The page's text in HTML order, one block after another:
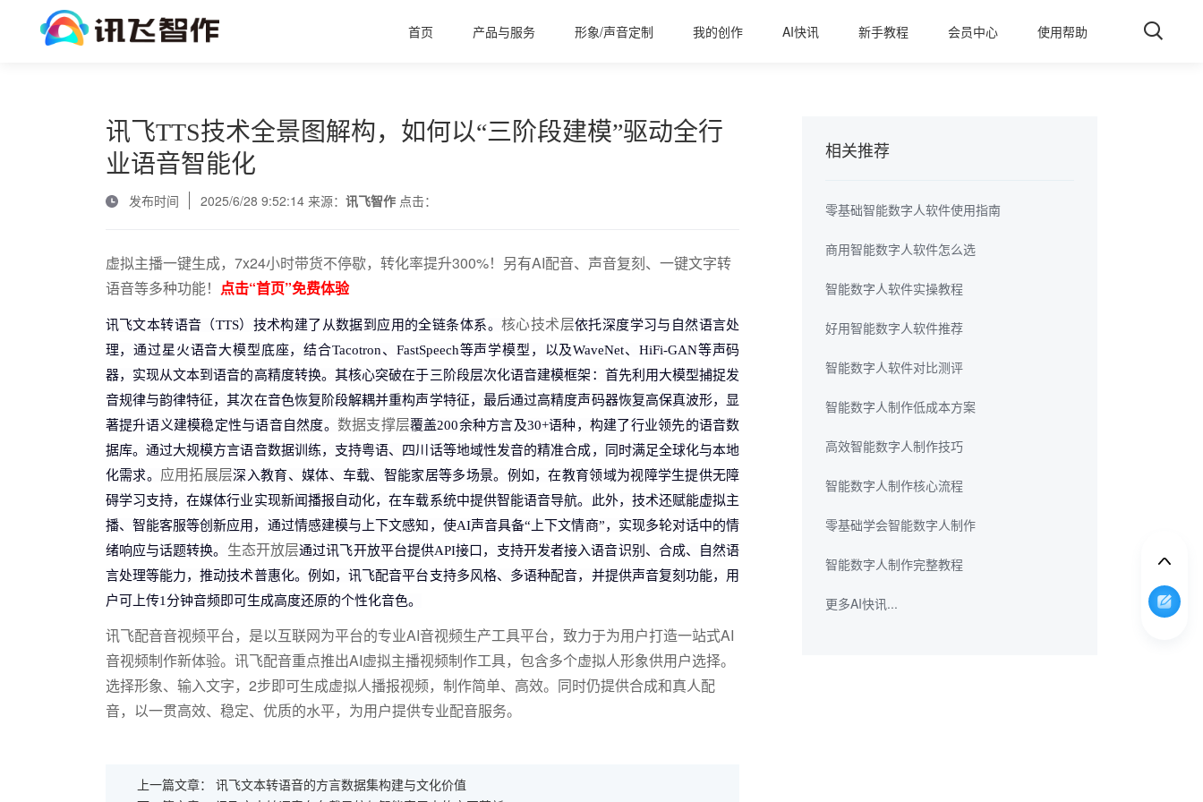
首页 产品与服务 形象/声音定制 我的创作 AI快讯 新手教程 会员中心 使用帮助
讯飞TTS技术全景图解构，如何以“三阶段建模”驱动全行
业语音智能化
发布时间 2025/6/28 9:52:14 来源： 讯飞智作点击：
虚拟主播一键生成，7x24小时带货不停歇，转化率提升300%！另有AI配音、声音复刻、一键文字转
语音等多种功能！ 点击“首页”免费体验
讯飞文本转语音（TTS）技术构建了从数据到应用的全链条体系。 核心技术层依托深度学习与自然语言处
理，通过星火语音大模型底座，结合Tacotron、FastSpeech等声学模型，以及WaveNet、HiFi-GAN等声码
器，实现从文本到语音的高精度转换。其核心突破在于三阶段层次化语音建模框架：首先利用大模型捕捉发
音规律与韵律特征，其次在音色恢复阶段解耦并重构声学特征，最后通过高精度声码器恢复高保真波形，显
著提升语义建模稳定性与语音自然度。 数据支撑层覆盖200余种方言及30+语种，构建了行业领先的语音数
据库。通过大规模方言语音数据训练，支持粤语、四川话等地域性发音的精准合成，同时满足全球化与本地
化需求。 应用拓展层深入教育、媒体、车载、智能家居等多场景。例如，在教育领域为视障学生提供无障
碍学习支持，在媒体行业实现新闻播报自动化，在车载系统中提供智能语音导航。此外，技术还赋能虚拟主
播、智能客服等创新应用，通过情感建模与上下文感知，使AI声音具备“上下文情商”，实现多轮对话中的情
绪响应与话题转换。 生态开放层通过讯飞开放平台提供API接口，支持开发者接入语音识别、合成、自然语
言处理等能力，推动技术普惠化。例如，讯飞配音平台支持多风格、多语种配音，并提供声音复刻功能，用
户可上传1分钟音频即可生成高度还原的个性化音色。
讯飞配音音视频平台，是以互联网为平台的专业AI音视频生产工具平台，致力于为用户打造一站式AI
音视频制作新体验。讯飞配音重点推出AI虚拟主播视频制作工具，包含多个虚拟人形象供用户选择。
选择形象、输入文字，2步即可生成虚拟人播报视频，制作简单、高效。同时仍提供合成和真人配
音，以一贯高效、稳定、优质的水平，为用户提供专业配音服务。
上一篇文章： 讯飞文本转语音的方言数据集构建与文化价值
相关推荐
零基础智能数字人软件使用指南
商用智能数字人软件怎么选
智能数字人软件实操教程
好用智能数字人软件推荐
智能数字人软件对比测评
智能数字人制作低成本方案
高效智能数字人制作技巧
智能数字人制作核心流程
零基础学会智能数字人制作
智能数字人制作完整教程
更多AI快讯...